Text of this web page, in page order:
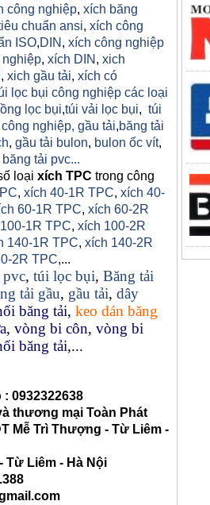
công nghiệp, xích băng
chuẩn ansi, xích công
ISO,DIN , xích công nghiệp
, xích DIN , xich
, xich gầu tải, xích có
lọc bụi công nghiệp các loại
lồng lọc bụi,túi vải lọc bụi, túi
nghiệp, gầu tải,băng tải
, gầu tải bulon, bulon ốc vít,
băng tải pvc...
loại xích TPC trong công
, xích 40-1R TPC, xích 40-
60-1R TPC, xích 60-2R
1R TPC, xích 100-2R
140-1R TPC, xích 140-2R
2R TPC,...
pvc, túi lọc bụi, Băng tải
tải gầu, gầu tải, dây
băng tải, keo dán băng
, vòng bi côn, vòng bi
băng tải,...
: 0932322638
thương mại Toàn Phát
Mễ Trì Thượng - Từ Liêm -
Liêm - Hà Nội